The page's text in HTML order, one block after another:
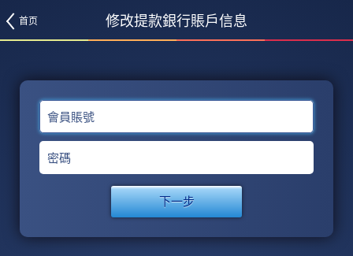
首页 修改提款銀行賬戶信息
會員賬號
密碼